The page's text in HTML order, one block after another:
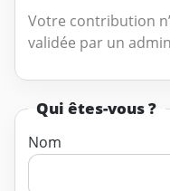
Votre contribution
validée par un
Qui êtes-vous ?
Nom